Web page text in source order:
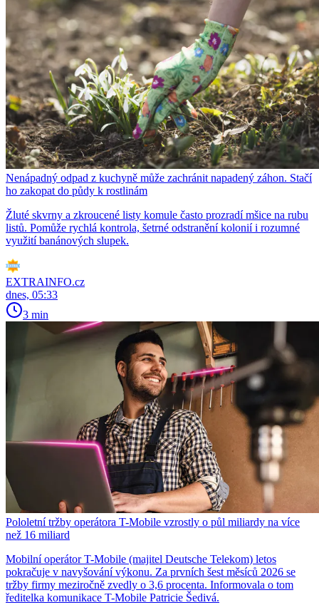
Nenápadný odpad z kuchyně může zachránit napadený záhon. Stačí
ho zakopat do půdy k rostlinám
Žluté skvrny a zkroucené listy komule často prozradí mšice na rubu
listů. Pomůže rychlá kontrola, šetrné odstranění kolonií i rozumné
využití banánových slupek.
EXTRAINFO.cz
dnes, 05:33
3 min
Pololetní tržby operátora T-Mobile vzrostly o půl miliardy na více
než 16 miliard
Mobilní operátor T-Mobile (majitel Deutsche Telekom) letos
pokračuje v navyšování výkonu. Za prvních šest měsíců 2026 se
tržby firmy meziročně zvedly o 3,6 procenta. Informovala o tom
ředitelka komunikace T-Mobile Patricie Šedivá.